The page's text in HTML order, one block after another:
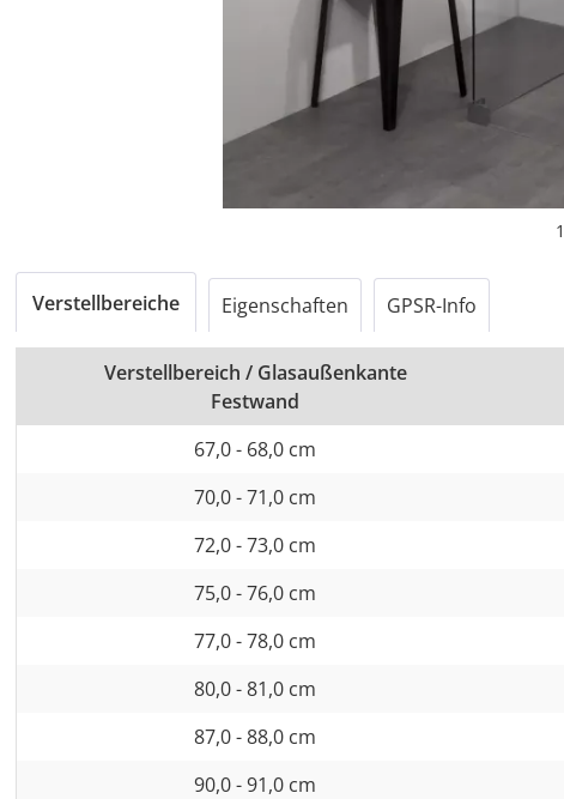
1
Verstellbereiche Eigenschaften GPSR-Info
Verstellbereich / Glasaußenkante
Festwand
67,0 - 68,0 cm
70,0 - 71,0 cm
72,0 - 73,0 cm
75,0 - 76,0 cm
77,0 - 78,0 cm
80,0 - 81,0 cm
87,0 - 88,0 cm
90,0 - 91,0 cm